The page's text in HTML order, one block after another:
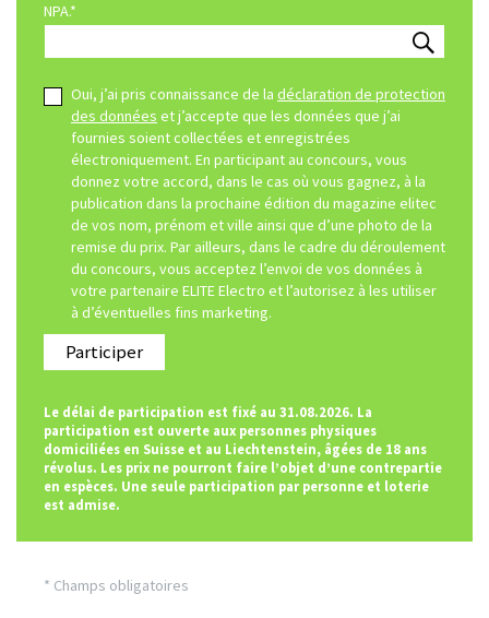
NPA.*
Oui, j’ai pris connaissance de la déclaration de protection
des données et j’accepte que les données que j’ai
fournies soient collectées et enregistrées
électroniquement. En participant au concours, vous
donnez votre accord, dans le cas où vous gagnez, à la
publication dans la prochaine édition du magazine elitec
de vos nom, prénom et ville ainsi que d’une photo de la
remise du prix. Par ailleurs, dans le cadre du déroulement
du concours, vous acceptez l’envoi de vos données à
votre partenaire ELITE Electro et l’autorisez à les utiliser
à d’éventuelles fins marketing.
Participer
Le délai de participation est fixé au 31.08.2026. La
participation est ouverte aux personnes physiques
domiciliées en Suisse et au Liechtenstein, âgées de 18 ans
révolus. Les prix ne pourront faire l’objet d’une contrepartie
en espèces. Une seule participation par personne et loterie
est admise.
* Champs obligatoires